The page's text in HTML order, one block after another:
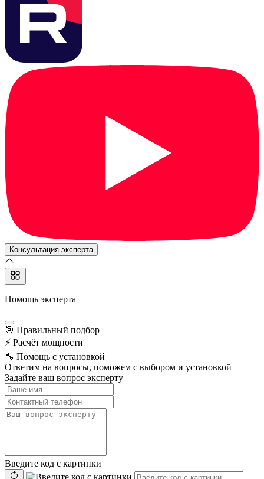
Консультация эксперта
Помощь эксперта
🎯 Правильный подбор
⚡ Расчёт мощности
🔧 Помощь с установкой
Ответим на вопросы, поможем с выбором и установкой
Задайте ваш вопрос эксперту
Введите код с картинки